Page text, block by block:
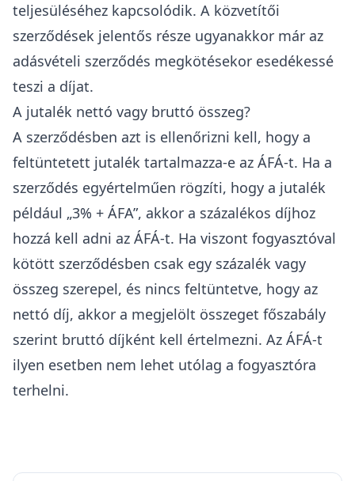
teljesüléséhez kapcsolódik. A közvetítői
szerződések jelentős része ugyanakkor már az
adásvételi szerződés megkötésekor esedékessé
teszi a díjat.
A jutalék nettó vagy bruttó összeg?
A szerződésben azt is ellenőrizni kell, hogy a
feltüntetett jutalék tartalmazza-e az ÁFÁ-t. Ha a
szerződés egyértelműen rögzíti, hogy a jutalék
például „3% + ÁFA”, akkor a százalékos díjhoz
hozzá kell adni az ÁFÁ-t. Ha viszont fogyasztóval
kötött szerződésben csak egy százalék vagy
összeg szerepel, és nincs feltüntetve, hogy az
nettó díj, akkor a megjelölt összeget főszabály
szerint bruttó díjként kell értelmezni. Az ÁFÁ-t
ilyen esetben nem lehet utólag a fogyasztóra
terhelni.